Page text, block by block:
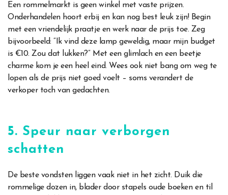
Een rommelmarkt is geen winkel met vaste prijzen.
Onderhandelen hoort erbij en kan nog best leuk zijn! Begin
met een vriendelijk praatje en werk naar de prijs toe. Zeg
bijvoorbeeld: “Ik vind deze lamp geweldig, maar mijn budget
is €10. Zou dat lukken?” Met een glimlach en een beetje
charme kom je een heel eind. Wees ook niet bang om weg te
lopen als de prijs niet goed voelt – soms verandert de
verkoper toch van gedachten.
5. Speur naar verborgen
schatten
De beste vondsten liggen vaak niet in het zicht. Duik die
rommelige dozen in, blader door stapels oude boeken en til